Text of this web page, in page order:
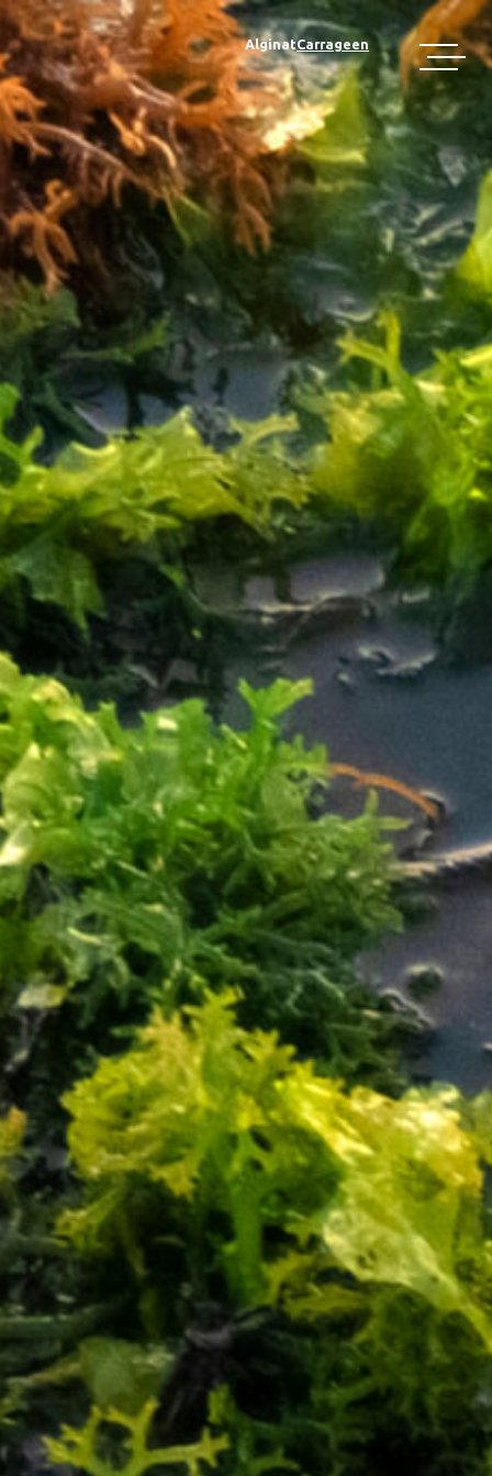
AlginatCarrageen